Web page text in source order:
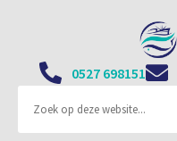
0527 698151